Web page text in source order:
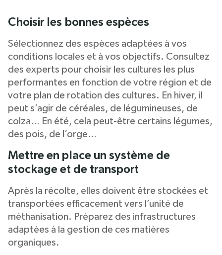
Choisir les bonnes espèces
Sélectionnez des espèces adaptées à vos
conditions locales et à vos objectifs. Consultez
des experts pour choisir les cultures les plus
performantes en fonction de votre région et de
votre plan de rotation des cultures. En hiver, il
peut s’agir de céréales, de légumineuses, de
colza… En été, cela peut-être certains légumes,
des pois, de l’orge…
Mettre en place un système de
stockage et de transport
Après la récolte, elles doivent être stockées et
transportées efficacement vers l’unité de
méthanisation. Préparez des infrastructures
adaptées à la gestion de ces matières
organiques.